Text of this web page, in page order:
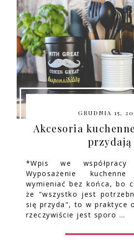
GRUDNIA 15,
Akcesoria
przydają
*Wpis we współpracy
Wyposażenie
wymieniać bez końca, bo
że "wszystko jest
się przyda", to w praktyce
rzeczywiście jest sporo …